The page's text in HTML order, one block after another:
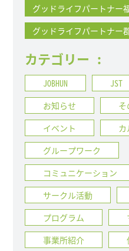
グッドライフパートナー
グッドライフパートナー
カテゴリー :
JOBHUN JST
お知らせ
そ
イベント
カ
グループワーク
コミュニケーション
サークル活動
プログラム
事業所紹介